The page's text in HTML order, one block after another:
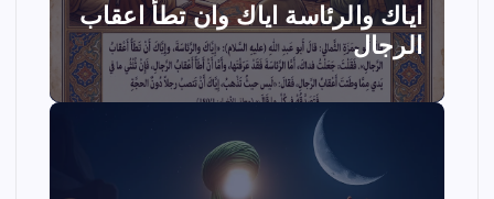
اياك والرئاسة اياك وان تطأ اعقاب
الرجال